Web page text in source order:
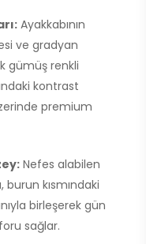
Ayakkabının
ve gradyan
gümüş renkli
kontrast
premium
Nefes alabilen
burun kısmındaki
birleşerek gün
sağlar.